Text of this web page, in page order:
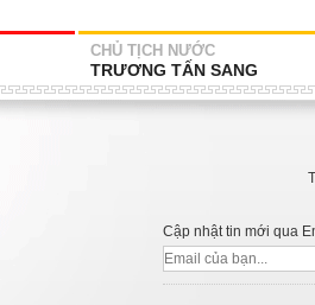
CHỦ TỊCH NƯỚC
TRƯƠNG TẤN SANG
Cập nhật tin mới qua